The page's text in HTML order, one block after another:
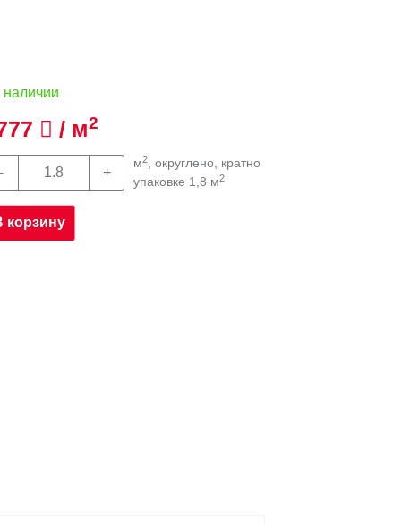
/ м2
м2, округлено, кратно
упаковке 1,8 м2
корзину